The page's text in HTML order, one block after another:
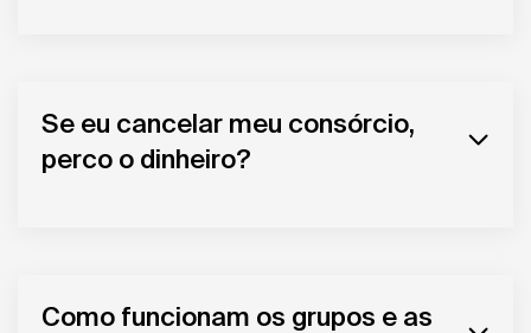
Se eu cancelar meu consórcio,
perco o dinheiro?
Como funcionam os grupos e as